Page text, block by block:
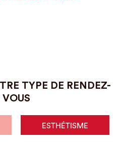
TYPE DE RENDEZ-
VOUS
ESTHÉTISME